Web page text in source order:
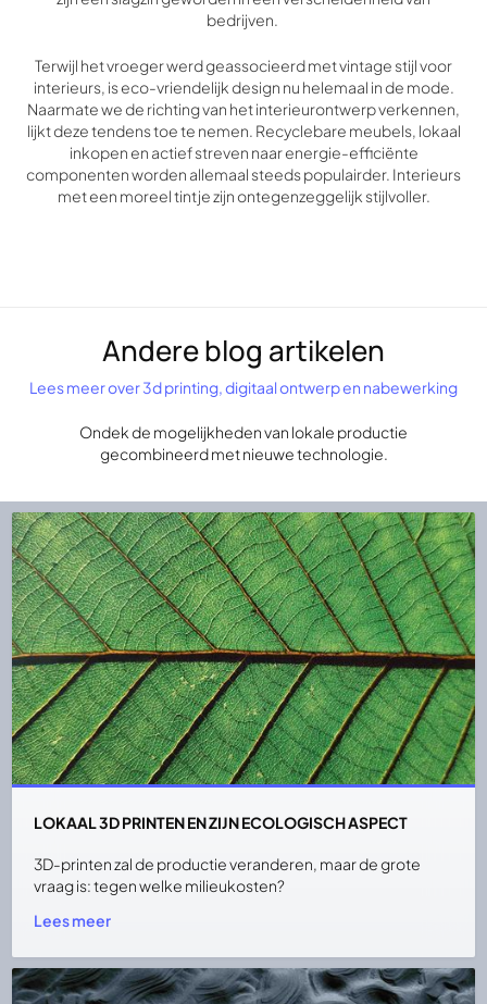
bedrijven.
Terwijl het vroeger werd geassocieerd met vintage stijl voor
interieurs, is eco-vriendelijk design nu helemaal in de mode.
Naarmate we de richting van het interieurontwerp verkennen,
lijkt deze tendens toe te nemen. Recyclebare meubels, lokaal
inkopen en actief streven naar energie-efficiënte
componenten worden allemaal steeds populairder. Interieurs
met een moreel tintje zijn ontegenzeggelijk stijlvoller.
Andere blog artikelen
Lees meer over 3d printing, digitaal ontwerp en nabewerking
Ondek de mogelijkheden van lokale productie
gecombineerd met nieuwe technologie.
LOKAAL 3D PRINTEN EN ZIJN ECOLOGISCH ASPECT
3D-printen zal de productie veranderen, maar de grote
vraag is: tegen welke milieukosten?
Lees meer